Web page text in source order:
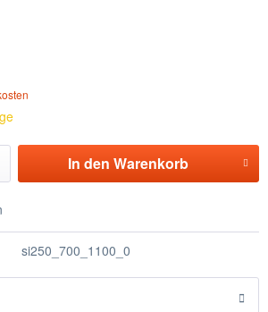
In den Warenkorb
si250_700_1100_0